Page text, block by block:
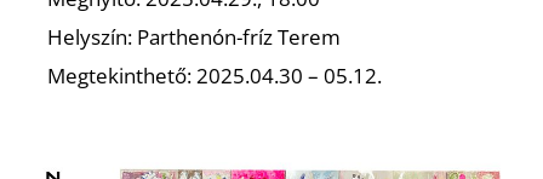
Helyszín: Parthenón-fríz Terem
Megtekinthető: 2025.04.30 – 05.12.